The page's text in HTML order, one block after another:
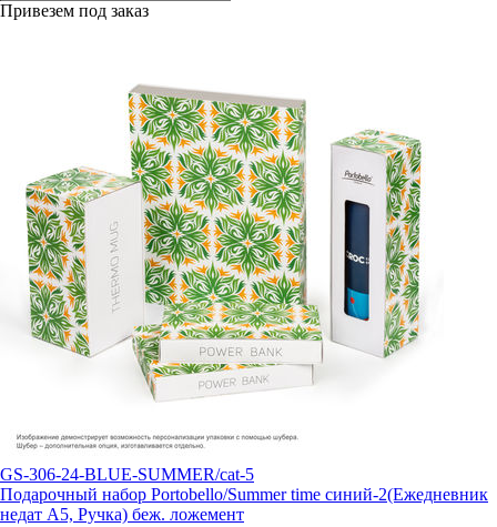
Привезем под заказ
GS-306-24-BLUE-SUMMER/cat-5
Подарочный набор Portobello/Summer time синий-2(Ежедневник
недат А5, Ручка) беж. ложемент